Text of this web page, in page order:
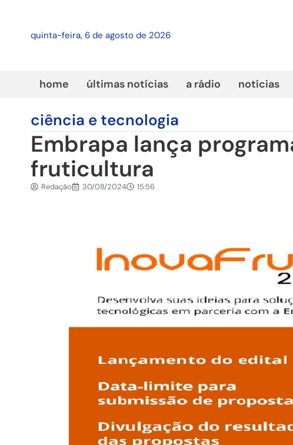
quinta-feira, 6 de agosto de 2026
home últimas notícias a rádio notícias
ciência e tecnologia
Embrapa lança
fruticultura
Redação 30/08/2024 15:56